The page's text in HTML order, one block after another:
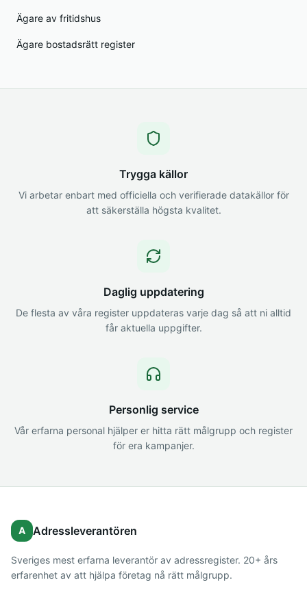
Ägare av fritidshus
Ägare bostadsrätt register
Trygga källor
Vi arbetar enbart med officiella och verifierade datakällor för
att säkerställa högsta kvalitet.
Daglig uppdatering
De flesta av våra register uppdateras varje dag så att ni alltid
får aktuella uppgifter.
Personlig service
Vår erfarna personal hjälper er hitta rätt målgrupp och register
för era kampanjer.
A Adressleverantören
Sveriges mest erfarna leverantör av adressregister. 20+ års
erfarenhet av att hjälpa företag nå rätt målgrupp.